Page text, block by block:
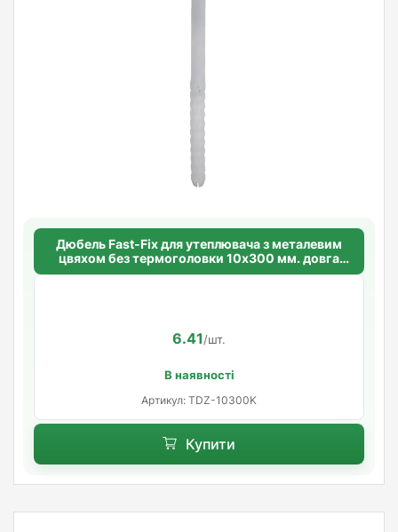
Дюбель Fast-Fix для утеплювача з металевим
цвяхом без термоголовки 10х300 мм. довга
розпорна база
6.41/шт.
В наявності
Артикул: TDZ-10300K
Купити